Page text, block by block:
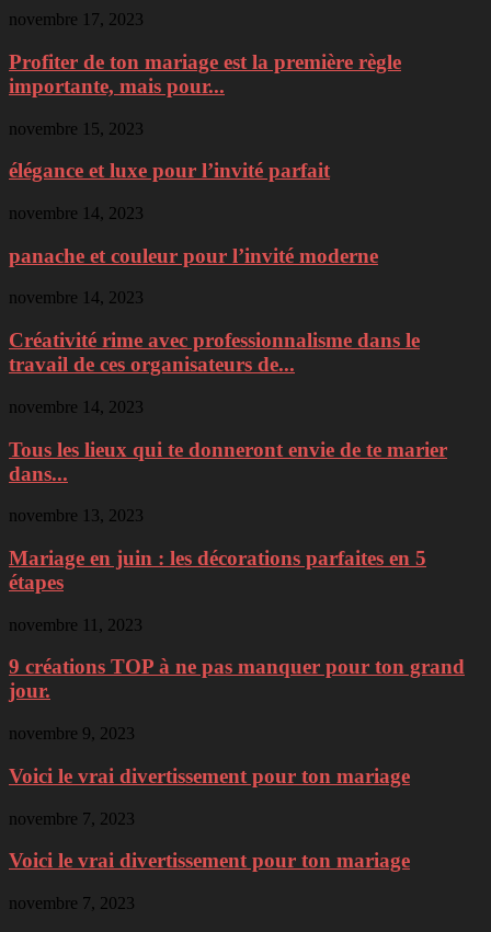
novembre 17, 2023
Profiter de ton mariage est la première règle
importante, mais pour...
novembre 15, 2023
élégance et luxe pour l’invité parfait
novembre 14, 2023
panache et couleur pour l’invité moderne
novembre 14, 2023
Créativité rime avec professionnalisme dans le
travail de ces organisateurs de...
novembre 14, 2023
Tous les lieux qui te donneront envie de te marier
dans...
novembre 13, 2023
Mariage en juin : les décorations parfaites en 5
étapes
novembre 11, 2023
9 créations TOP à ne pas manquer pour ton grand
jour.
novembre 9, 2023
Voici le vrai divertissement pour ton mariage
novembre 7, 2023
Voici le vrai divertissement pour ton mariage
novembre 7, 2023